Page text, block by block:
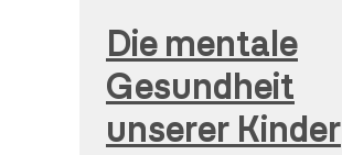
Die mentale
Gesundheit
unserer Kinder